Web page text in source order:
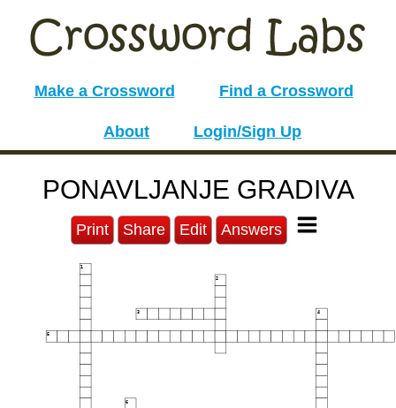
Make a Crossword Find a Crossword
About Login/Sign Up
PONAVLJANJE GRADIVA
Print Share Edit Answers
1
2
3 4
5
6